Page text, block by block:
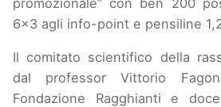
6×3 agli info-point e pensiline
Il comitato scientifico della
dal professor Vittorio
Fondazione Ragghianti e